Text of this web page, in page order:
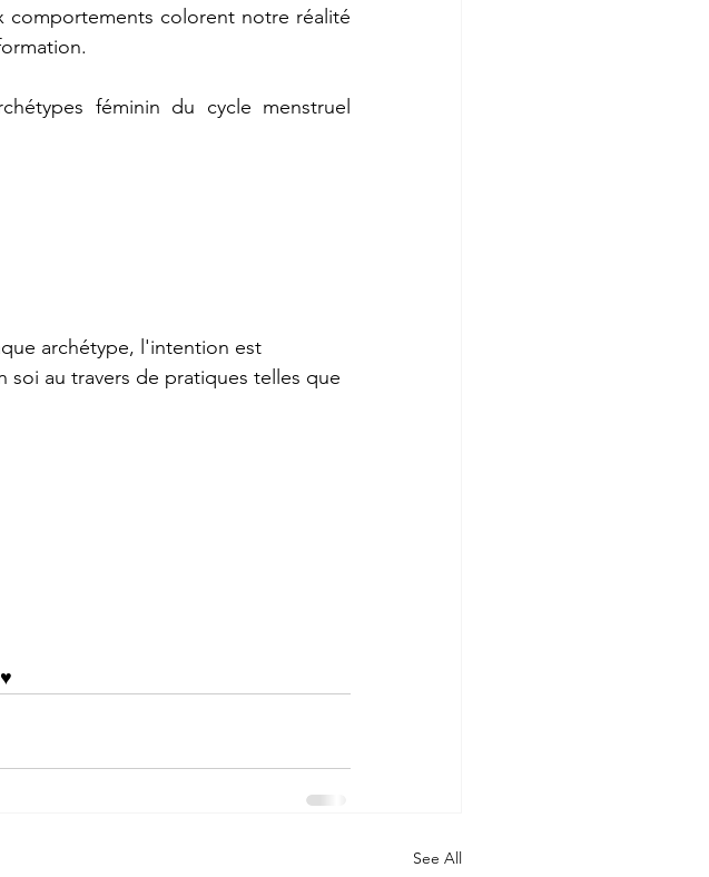
comportements colorent notre réalité
féminin du cycle menstruel
archétype, l'intention est
soi au travers de pratiques telles que
♥︎
See All